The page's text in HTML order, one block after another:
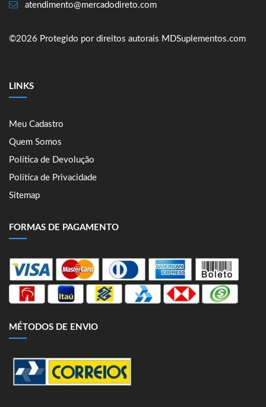
atendimento@mercadodireto.com
©2026 Protegido por direitos autorais MDSuplementos.com
LINKS
Meu Cadastro
Quem Somos
Política de Devolução
Política de Privacidade
Sitemap
FORMAS DE PAGAMENTO
MÉTODOS DE ENVIO